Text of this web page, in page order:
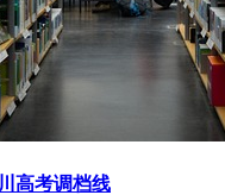
高考调档线